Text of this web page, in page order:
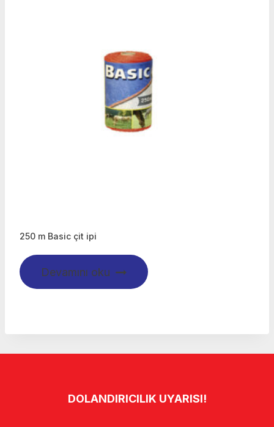
250 m Basic çit ipi
Devamını oku
DOLANDIRICILIK UYARISI!